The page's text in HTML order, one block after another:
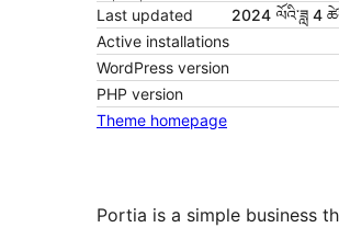
Last updated
2024 ལོའི་ཟླ 4
Active installations
WordPress version
PHP version
Theme homepage
Portia is a simple business